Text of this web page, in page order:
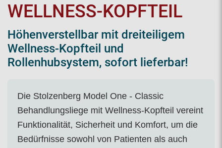
WELLNESS-KOPFTEIL
Höhenverstellbar mit dreiteiligem
Wellness-Kopfteil und
Rollenhubsystem, sofort lieferbar!
Die Stolzenberg Model One - Classic
Behandlungsliege mit Wellness-Kopfteil vereint
Funktionalität, Sicherheit und Komfort, um die
Bedürfnisse sowohl von Patienten als auch